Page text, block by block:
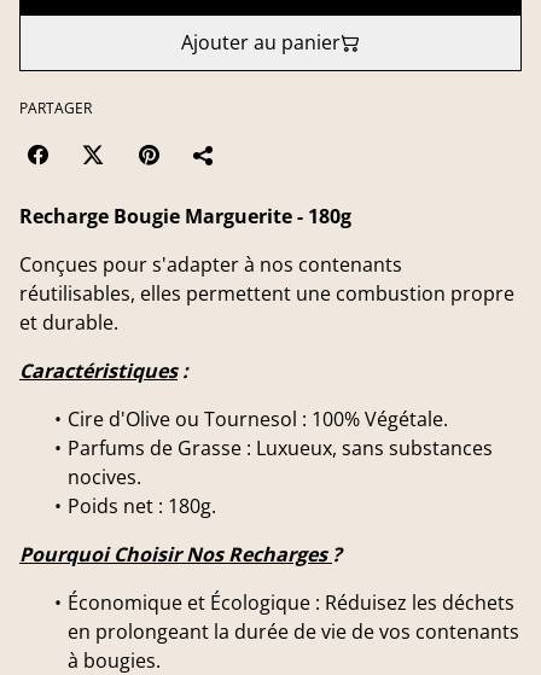
Ajouter au panier
PARTAGER
Recharge Bougie Marguerite - 180g
Conçues pour s'adapter à nos contenants
réutilisables, elles permettent une combustion propre
et durable.
Caractéristiques:
Cire d'Olive ou Tournesol : 100% Végétale.
Parfums de Grasse : Luxueux, sans substances
nocives.
Poids net : 180g.
Pourquoi Choisir Nos Recharges ?
Économique et Écologique : Réduisez les déchets
en prolongeant la durée de vie de vos contenants
à bougies.